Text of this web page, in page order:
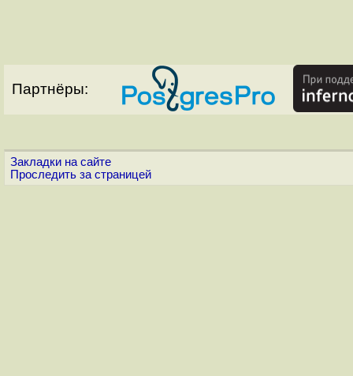
Партнёры:
Закладки на сайте
Проследить за страницей